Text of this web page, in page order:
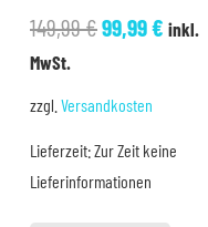
149,99€99,99€ inkl.
MwSt.
zzgl. Versandkosten
Lieferzeit:Zur Zeit keine
Lieferinformationen